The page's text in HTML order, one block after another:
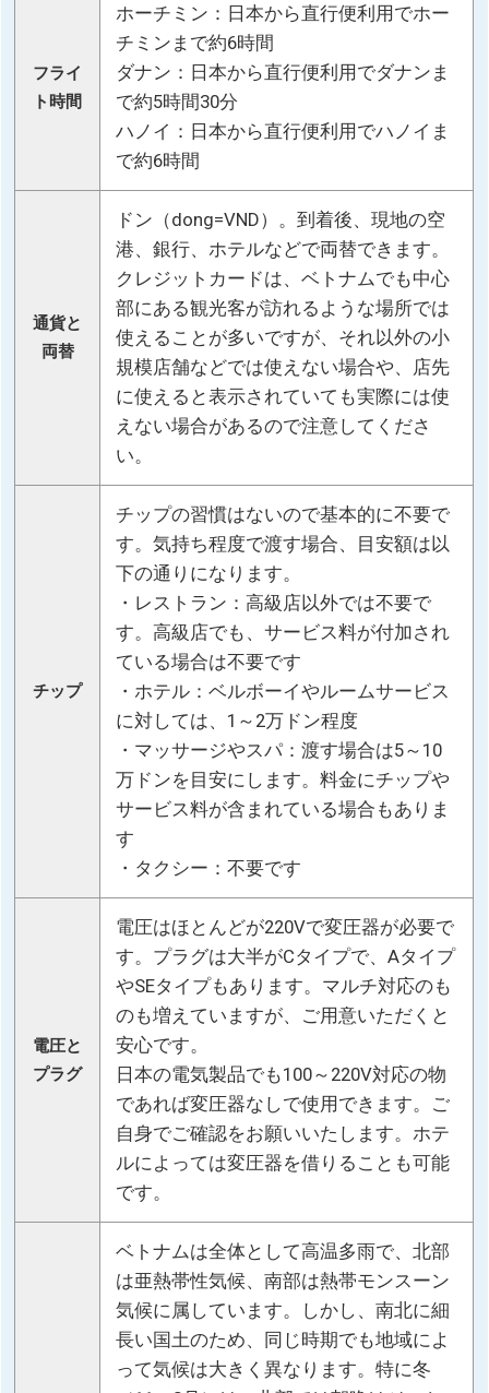
フライ
ト時間
ホーチミン：日本から直行便利用でホー
チミンまで約6時間
ダナン：日本から直行便利用でダナンま
で約5時間30分
ハノイ：日本から直行便利用でハノイま
で約6時間
通貨と
両替
ドン（dong=VND）。到着後、現地の空
港、銀行、ホテルなどで両替できます。
クレジットカードは、ベトナムでも中心
部にある観光客が訪れるような場所では
使えることが多いですが、それ以外の小
規模店舗などでは使えない場合や、店先
に使えると表示されていても実際には使
えない場合があるので注意してくださ
い。
チップ
チップの習慣はないので基本的に不要で
す。気持ち程度で渡す場合、目安額は以
下の通りになります。
・レストラン：高級店以外では不要で
す。高級店でも、サービス料が付加され
ている場合は不要です
・ホテル：ベルボーイやルームサービス
に対しては、1～2万ドン程度
・マッサージやスパ：渡す場合は5～10
万ドンを目安にします。料金にチップや
サービス料が含まれている場合もありま
す
・タクシー：不要です
電圧と
プラグ
電圧はほとんどが220Vで変圧器が必要で
す。プラグは大半がCタイプで、Aタイプ
やSEタイプもあります。マルチ対応のも
のも増えていますが、ご用意いただくと
安心です。
日本の電気製品でも100～220V対応の物
であれば変圧器なしで使用できます。ご
自身でご確認をお願いいたします。ホテ
ルによっては変圧器を借りることも可能
です。
ベトナムは全体として高温多雨で、北部
は亜熱帯性気候、南部は熱帯モンスーン
気候に属しています。しかし、南北に細
長い国土のため、同じ時期でも地域によ
って気候は大きく異なります。特に冬